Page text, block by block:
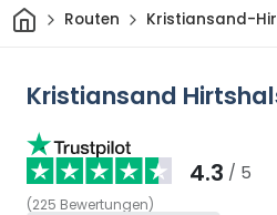
HeimRouten Kristiansand-
Kristiansand
4.3 / 5
(225 Bewertungen)